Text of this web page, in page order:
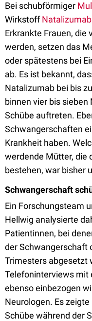
Bei schubförmiger
WirkstoffNatalizumab
Erkrankte Frauen, die
werden, setzen das
oder spätestens bei
ab. Es ist bekannt,
Natalizumab bei bis
binnen vier bis
Schübe auftreten.
Schwangerschaften
Krankheit haben.
werdende Mütter, die
bestehen, war bisher
Schwangerschaft
Ein Forschungsteam
Hellwig analysierte
Patientinnen, bei
der Schwangerschaft
Trimesters abgesetzt
Telefoninterviews mit
ebenso einbezogen
Neurologen. Es
Schübe während der